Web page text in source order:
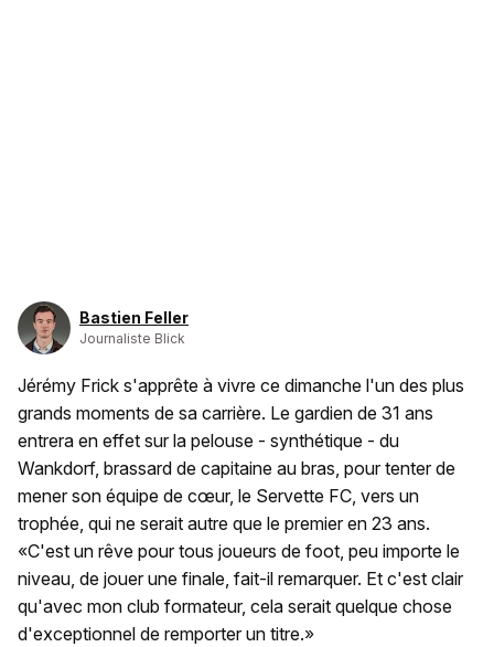
Bastien Feller
Journaliste Blick
Jérémy Frick s'apprête à vivre ce dimanche l'un des plus
grands moments de sa carrière. Le gardien de 31 ans
entrera en effet sur la pelouse - synthétique - du
Wankdorf, brassard de capitaine au bras, pour tenter de
mener son équipe de cœur, le Servette FC, vers un
trophée, qui ne serait autre que le premier en 23 ans.
«C'est un rêve pour tous joueurs de foot, peu importe le
niveau, de jouer une finale, fait-il remarquer. Et c'est clair
qu'avec mon club formateur, cela serait quelque chose
d'exceptionnel de remporter un titre.»